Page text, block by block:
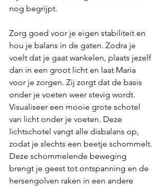
nog begrijpt.
Zorg goed voor je eigen stabiliteit en
hou je balans in de gaten. Zodra je
voelt dat je gaat wankelen, plaats jezelf
dan in een groot licht en laat Maria
voor je zorgen. Zij zorgt dat de basis
onder je voeten weer stevig wordt.
Visualiseer een mooie grote schotel
van licht onder je voeten. Deze
lichtschotel vangt alle disbalans op,
zodat je slechts een beetje schommelt.
Deze schommelende beweging
brengt je geest tot ontspanning en de
hersengolven raken in een andere